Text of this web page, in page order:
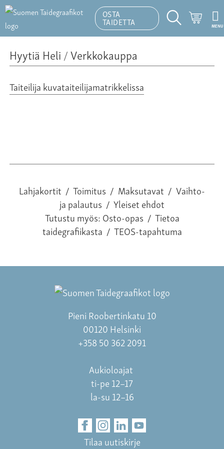
OSTA
TAIDETTA
Hakutoiminto
MENU
Hyytiä Heli/Verkkokauppa
Taiteilija kuvataiteilijamatrikkelissa
Lahjakortit / Toimitus / Maksutavat / Vaihto-
ja palautus / Yleiset ehdot
Tutustu myös:Osto-opas / Tietoa
taidegrafiikasta / TEOS-tapahtuma
Pieni Roobertinkatu 10
00120 Helsinki
+358 50 362 2091
Aukioloajat
ti-pe 12–17
la-su 12–16
Tilaa uutiskirje